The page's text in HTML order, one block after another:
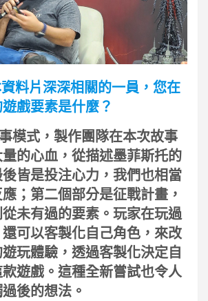
料片深深相關的一員，您在
戲要素是什麼？
模式，製作團隊在本次故事
的心血，從描述墨菲斯托的
皆是投注心力，我們也相當
；第二個部分是征戰計畫，
未有過的要素。玩家在玩過
可以客製化自己角色，來改
玩體驗，透過客製化決定自
遊戲。這種全新嘗試也令人
後的想法。